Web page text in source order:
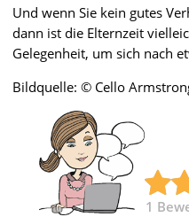
Und wenn Sie kein gutes
dann ist die Elternzeit
Gelegenheit, um sich nach
Bildquelle: © Cello
1